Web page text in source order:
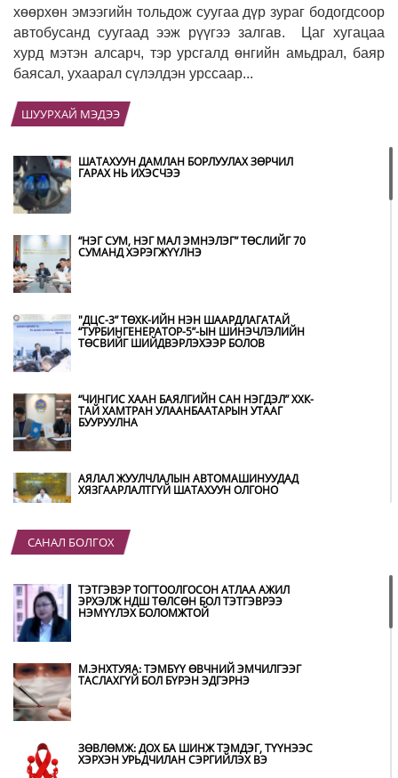
хөөрхөн эмээгийн тольдож суугаа дүр зураг бодогдсоор
автобусанд суугаад ээж рүүгээ залгав.
Цаг хугацаа
хурд мэтэн алсарч, тэр урсгалд өнгийн амьдрал, баяр
баясал, ухаарал сүлэлдэн урссаар...
ШУУРХАЙ МЭДЭЭ
ШАТАХУУН ДАМЛАН БОРЛУУЛАХ ЗӨРЧИЛ
ГАРАХ НЬ ИХЭСЧЭЭ
“НЭГ СУМ, НЭГ МАЛ ЭМНЭЛЭГ” ТӨСЛИЙГ 70
СУМАНД ХЭРЭГЖҮҮЛНЭ
"ДЦС-3” ТӨХК-ИЙН НЭН ШААРДЛАГАТАЙ
“ТУРБИНГЕНЕРАТОР-5”-ЫН ШИНЭЧЛЭЛИЙН
ТӨСВИЙГ ШИЙДВЭРЛЭХЭЭР БОЛОВ
“ЧИНГИС ХААН БАЯЛГИЙН САН НЭГДЭЛ” ХХК-
ТАЙ ХАМТРАН УЛААНБААТАРЫН УТААГ
БУУРУУЛНА
АЯЛАЛ ЖУУЛЧЛАЛЫН АВТОМАШИНУУДАД
ХЯЗГААРЛАЛТГҮЙ ШАТАХУУН ОЛГОНО
“ХОТЫН ДАРГА СОНСОЖ БАЙНА” 150150
ҮЙЛДВЭРЛЭНЭ
САНАЛ БОЛГОХ
ТЭТГЭВЭР ТОГТООЛГОСОН АТЛАА АЖИЛ
ЭРХЭЛЖ НДШ ТӨЛСӨН БОЛ ТЭТГЭВРЭЭ
НЭМҮҮЛЭХ БОЛОМЖТОЙ
М.ЭНХТУЯА: ТЭМБҮҮ ӨВЧНИЙ ЭМЧИЛГЭЭГ
ТАСЛАХГҮЙ БОЛ БҮРЭН ЭДГЭРНЭ
ЗӨВЛӨМЖ: ДОХ БА ШИНЖ ТЭМДЭГ, ТҮҮНЭЭС
ХЭРХЭН УРЬДЧИЛАН СЭРГИЙЛЭХ ВЭ